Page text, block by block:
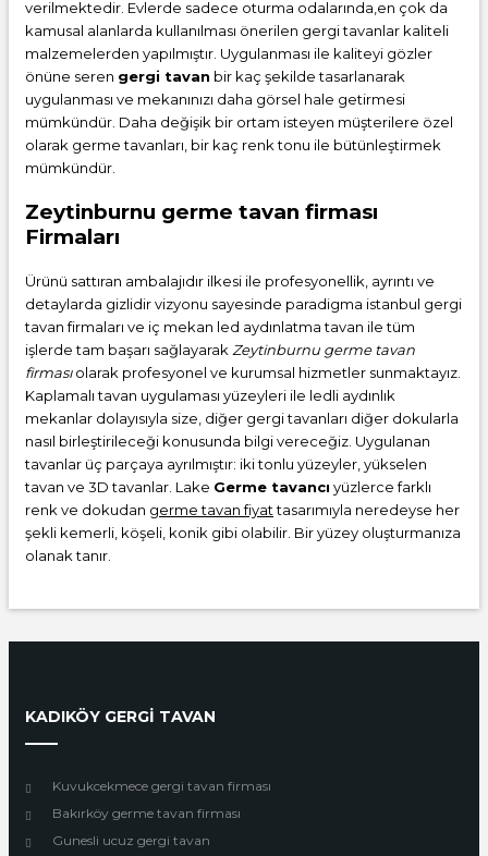
verilmektedir. Evlerde sadece oturma odalarında,en çok da
kamusal alanlarda kullanılması önerilen gergi tavanlar kaliteli
malzemelerden yapılmıştır. Uygulanması ile kaliteyi gözler
önüne seren gergi tavan bir kaç şekilde tasarlanarak
uygulanması ve mekanınızı daha görsel hale getirmesi
mümkündür. Daha değişik bir ortam isteyen müşterilere özel
olarak germe tavanları, bir kaç renk tonu ile bütünleştirmek
mümkündür.
Zeytinburnu germe tavan firması
Firmaları
Ürünü sattıran ambalajıdır ilkesi ile profesyonellik, ayrıntı ve
detaylarda gizlidir vizyonu sayesinde paradigma istanbul gergi
tavan firmaları ve iç mekan led aydınlatma tavan ile tüm
işlerde tam başarı sağlayarak Zeytinburnu germe tavan
firmasıolarak profesyonel ve kurumsal hizmetler sunmaktayız.
Kaplamalı tavan uygulaması yüzeyleri ile ledli aydınlık
mekanlar dolayısıyla size, diğer gergi tavanları diğer dokularla
nasıl birleştirileceği konusunda bilgi vereceğiz. Uygulanan
tavanlar üç parçaya ayrılmıştır: iki tonlu yüzeyler, yükselen
tavan ve 3D tavanlar. Lake Germe tavancı yüzlerce farklı
renk ve dokudan germe tavan fiyattasarımıyla neredeyse her
şekli kemerli, köşeli, konik gibi olabilir. Bir yüzey oluşturmanıza
olanak tanır.
KADIKÖY GERGİ TAVAN
Kuvukcekmece gergi tavan firması
Bakırköy germe tavan firması
Gunesli ucuz gergi tavan